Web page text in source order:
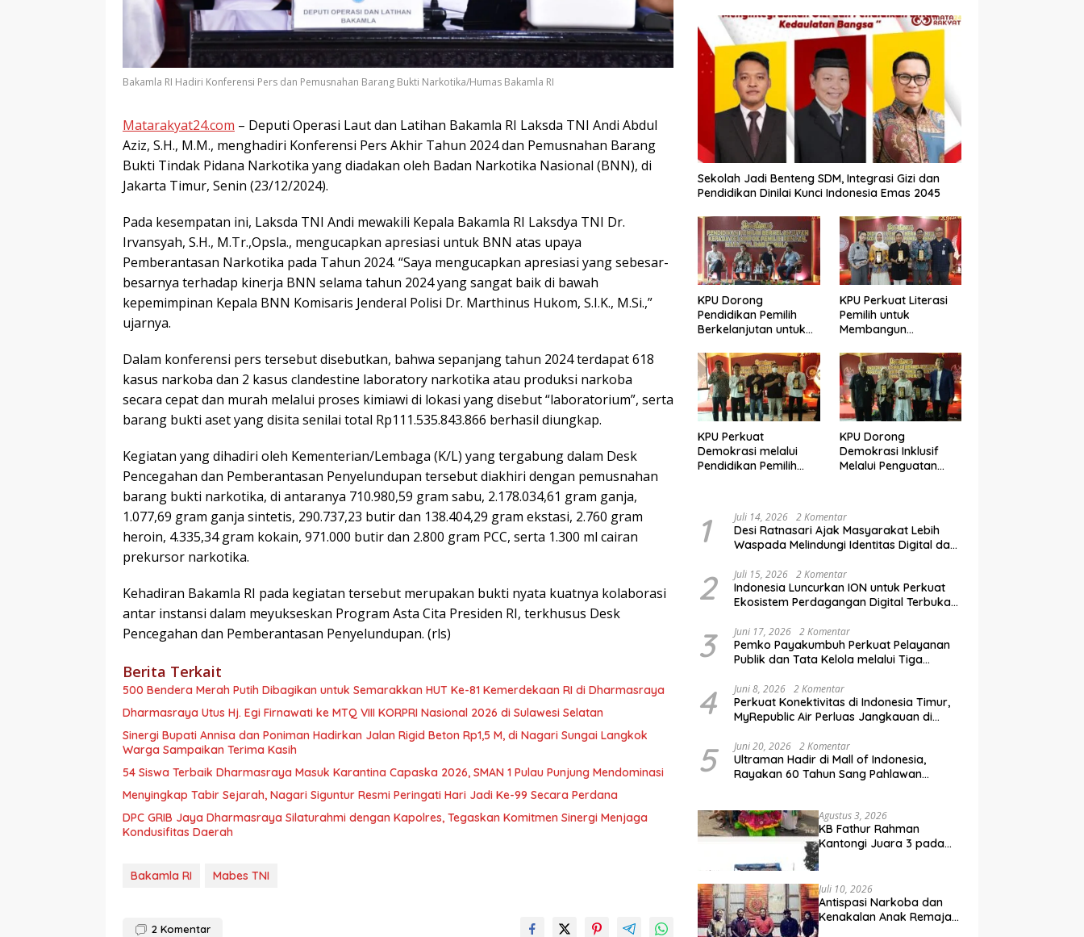
Bakamla RI Hadiri Konferensi Pers dan Pemusnahan Barang Bukti Narkotika/Humas Bakamla RI
Matarakyat24.com – Deputi Operasi Laut dan Latihan Bakamla RI Laksda TNI Andi Abdul
Aziz, S.H., M.M., menghadiri Konferensi Pers Akhir Tahun 2024 dan Pemusnahan Barang
Bukti Tindak Pidana Narkotika yang diadakan oleh Badan Narkotika Nasional (BNN), di
Jakarta Timur, Senin (23/12/2024).
Pada kesempatan ini, Laksda TNI Andi mewakili Kepala Bakamla RI Laksdya TNI Dr.
Irvansyah, S.H., M.Tr.,Opsla., mengucapkan apresiasi untuk BNN atas upaya
Pemberantasan Narkotika pada Tahun 2024. “Saya mengucapkan apresiasi yang sebesar-
besarnya terhadap kinerja BNN selama tahun 2024 yang sangat baik di bawah
kepemimpinan Kepala BNN Komisaris Jenderal Polisi Dr. Marthinus Hukom, S.I.K., M.Si.,”
ujarnya.
Dalam konferensi pers tersebut disebutkan, bahwa sepanjang tahun 2024 terdapat 618
kasus narkoba dan 2 kasus clandestine laboratory narkotika atau produksi narkoba
secara cepat dan murah melalui proses kimiawi di lokasi yang disebut “laboratorium”, serta
barang bukti aset yang disita senilai total Rp111.535.843.866 berhasil diungkap.
Kegiatan yang dihadiri oleh Kementerian/Lembaga (K/L) yang tergabung dalam Desk
Pencegahan dan Pemberantasan Penyelundupan tersebut diakhiri dengan pemusnahan
barang bukti narkotika, di antaranya 710.980,59 gram sabu, 2.178.034,61 gram ganja,
1.077,69 gram ganja sintetis, 290.737,23 butir dan 138.404,29 gram ekstasi, 2.760 gram
heroin, 4.335,34 gram kokain, 971.000 butir dan 2.800 gram PCC, serta 1.300 ml cairan
prekursor narkotika.
Kehadiran Bakamla RI pada kegiatan tersebut merupakan bukti nyata kuatnya kolaborasi
antar instansi dalam meyukseskan Program Asta Cita Presiden RI, terkhusus Desk
Pencegahan dan Pemberantasan Penyelundupan. (rls)
Berita Terkait
500 Bendera Merah Putih Dibagikan untuk Semarakkan HUT Ke-81 Kemerdekaan RI di Dharmasraya
Dharmasraya Utus Hj. Egi Firnawati ke MTQ VIII KORPRI Nasional 2026 di Sulawesi Selatan
Sinergi Bupati Annisa dan Poniman Hadirkan Jalan Rigid Beton Rp1,5 M, di Nagari Sungai Langkok
Warga Sampaikan Terima Kasih
54 Siswa Terbaik Dharmasraya Masuk Karantina Capaska 2026, SMAN 1 Pulau Punjung Mendominasi
Menyingkap Tabir Sejarah, Nagari Siguntur Resmi Peringati Hari Jadi Ke-99 Secara Perdana
DPC GRIB Jaya Dharmasraya Silaturahmi dengan Kapolres, Tegaskan Komitmen Sinergi Menjaga
Kondusifitas Daerah
Bakamla RI Mabes TNI
2 Komentar
Sekolah Jadi Benteng SDM, Integrasi Gizi dan
Pendidikan Dinilai Kunci Indonesia Emas 2045
KPU Dorong
Pendidikan Pemilih
Berkelanjutan untuk
Demokrasi
KPU Perkuat Literasi
Pemilih untuk
Membangun
Berkualitas
KPU Perkuat
Demokrasi melalui
Pendidikan Pemilih
Marjinal, dan Pemula
KPU Dorong
Demokrasi Inklusif
Melalui Penguatan
1 Juli 14, 2026 2 Komentar
Desi Ratnasari Ajak Masyarakat Lebih
Waspada Melindungi Identitas Digital dan
2 Juli 15, 2026 2 Komentar
Indonesia Luncurkan ION untuk Perkuat
Ekosistem Perdagangan Digital Terbuka
3 Juni 17, 2026 2 Komentar
Pemko Payakumbuh Perkuat Pelayanan
Publik dan Tata Kelola melalui Tiga
4 Juni 8, 2026 2 Komentar
Perkuat Konektivitas di Indonesia Timur,
MyRepublic Air Perluas Jangkauan di
5 Juni 20, 2026 2 Komentar
Ultraman Hadir di Mall of Indonesia,
Rayakan 60 Tahun Sang Pahlawan
Agustus 3, 2026
KB Fathur Rahman
Kantongi Juara 3 pada
Juli 10, 2026
Antispasi Narkoba dan
Kenakalan Anak Remaja,